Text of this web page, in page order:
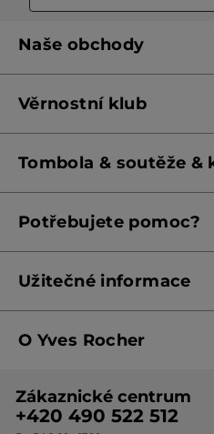
Naše obchody
Franšízing
Věrnostní klub
Pravidla věrnostního klubu
Tombola & soutěže &
Podmínky aktuálních nabídek
Potřebujete pomoc?
Užitečné informace
Zásady ochrany osobních
Ceník produktů
O Yves Rocher
Botanická expertiza
Zákaznické centrum
+420 490 522 512